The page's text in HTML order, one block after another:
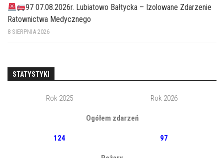
97 07.08.2026r. Lubiatowo Bałtycka – Izolowane Zdarzenie
Ratownictwa Medycznego
8 SIERPNIA 2026
STATYSTYKI
Rok 2025 Rok 2026
Ogółem zdarzeń
124 97